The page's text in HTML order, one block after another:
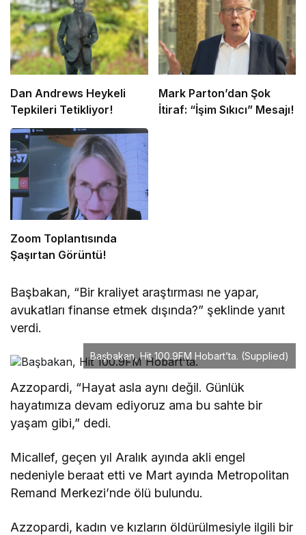
Dan Andrews Heykeli
Tepkileri Tetikliyor!
Mark Parton’dan Şok
İtiraf: “İşim Sıkıcı” Mesajı!
Zoom Toplantısında
Şaşırtan Görüntü!
Başbakan, “Bir kraliyet araştırması ne yapar,
avukatları finanse etmek dışında?” şeklinde yanıt
verdi.
Başbakan, Hit 100.9FM Hobart’ta. (Supplied)
Azzopardi, “Hayat asla aynı değil. Günlük
hayatımıza devam ediyoruz ama bu sahte bir
yaşam gibi,” dedi.
Micallef, geçen yıl Aralık ayında akli engel
nedeniyle beraat etti ve Mart ayında Metropolitan
Remand Merkezi’nde ölü bulundu.
Azzopardi, kadın ve kızların öldürülmesiyle ilgili bir